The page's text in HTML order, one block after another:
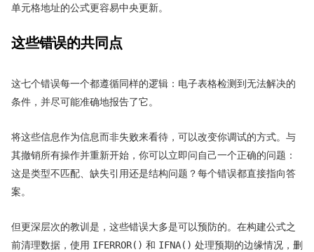
单元格地址的公式更容易中央更新。
这些错误的共同点
这七个错误每一个都遵循同样的逻辑：电子表格检测到无法解决的
条件，并尽可能准确地报告了它。
将这些信息作为信息而非失败来看待，可以改变你调试的方式。与
其撤销所有操作并重新开始，你可以立即问自己一个正确的问题：
这是类型不匹配、缺失引用还是结构问题？每个错误都直接指向答
案。
但更深层次的教训是，这些错误大多是可以预防的。在构建公式之
前清理数据，使用 IFERROR() 和 IFNA() 处理预期的边缘情况，删